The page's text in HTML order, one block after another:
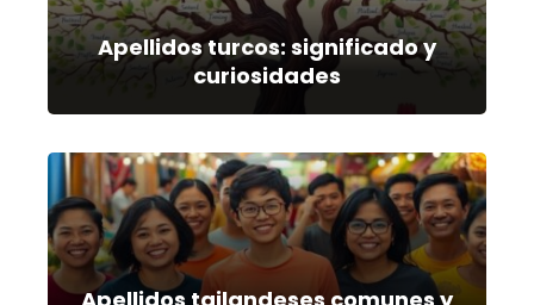
Apellidos turcos: significado y
curiosidades